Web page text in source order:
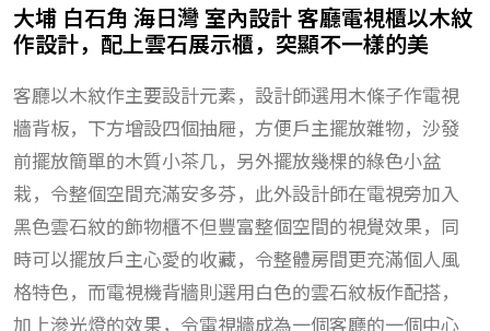
大埔 白石角 海日灣 室內設計 客廳電視櫃以木紋
作設計，配上雲石展示櫃，突顯不一樣的美
客廳以木紋作主要設計元素，設計師選用木條子作電視
牆背板，下方增設四個抽屜，方便戶主擺放雜物，沙發
前擺放簡單的木質小茶几，另外擺放幾棵的綠色小盆
栽，令整個空間充滿安多芬，此外設計師在電視旁加入
黑色雲石紋的飾物櫃不但豐富整個空間的視覺效果，同
時可以擺放戶主心愛的收藏，令整體房間更充滿個人風
格特色，而電視機背牆則選用白色的雲石紋板作配搭，
加上滲光燈的效果，令電視牆成為一個客廳的一個中心